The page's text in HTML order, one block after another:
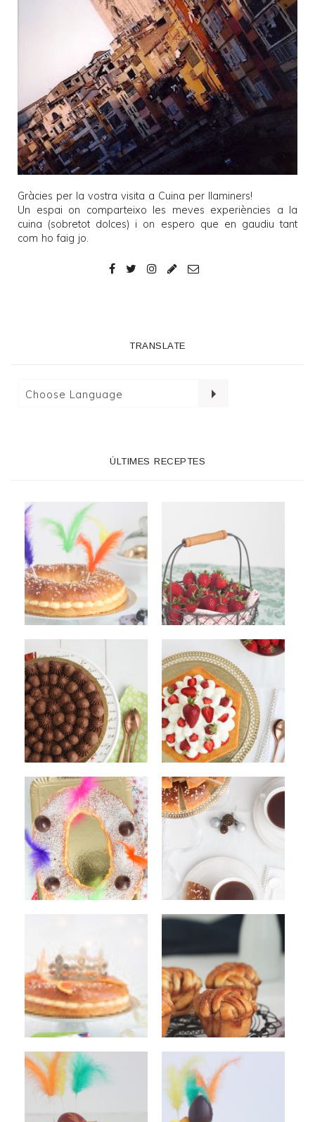
Gràcies per la vostra visita a Cuina per llaminers!
Un espai on comparteixo les meves experiències a la
cuina (sobretot dolces) i on espero que en gaudiu tant
com ho faig jo.
TRANSLATE
ÚLTIMES RECEPTES